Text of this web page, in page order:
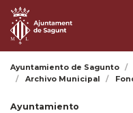
Ayuntamiento de Sagunto
Archivo Municipal
Ayuntamiento